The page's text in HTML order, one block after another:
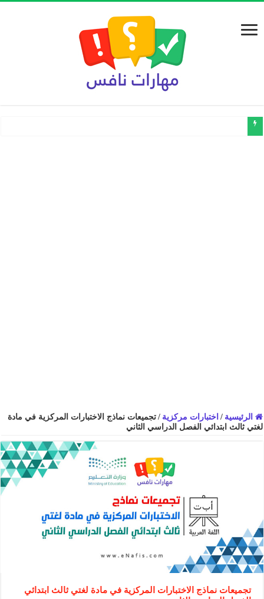
الرئيسية / اختبارات مركزية / تجميعات نماذج الاختبارات المركزية في مادة
لغتي ثالث ابتدائي الفصل الدراسي الثاني
تجميعات نماذج الاختبارات المركزية في مادة لغتي ثالث ابتدائي